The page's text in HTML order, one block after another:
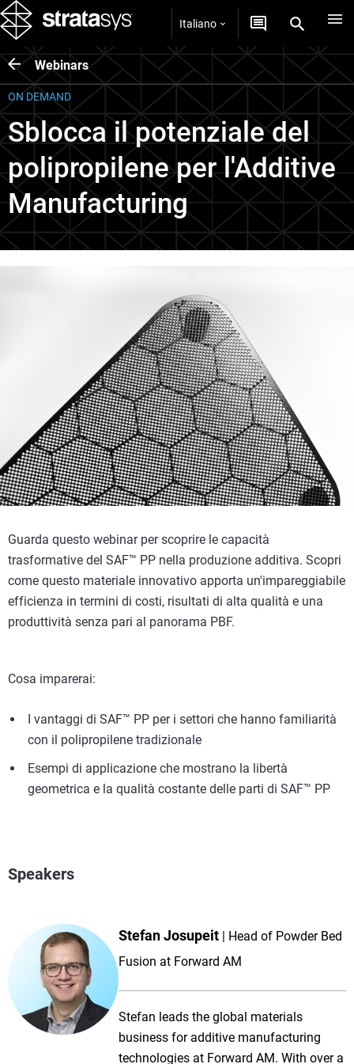
Italiano
Webinars
ON DEMAND
Sblocca il potenziale del
polipropilene per l'Additive
Manufacturing
Guarda questo webinar per scoprire le capacità
trasformative del SAF™ PP nella produzione additiva. Scopri
come questo materiale innovativo apporta un'impareggiabile
efficienza in termini di costi, risultati di alta qualità e una
produttività senza pari al panorama PBF.
Cosa imparerai:
I vantaggi di SAF™ PP per i settori che hanno familiarità
con il polipropilene tradizionale
Esempi di applicazione che mostrano la libertà
geometrica e la qualità costante delle parti di SAF™ PP
Speakers
Stefan Josupeit
Head of Powder Bed
Fusion at Forward AM
Stefan leads the global materials
business for additive manufacturing
technologies at Forward AM. With over a